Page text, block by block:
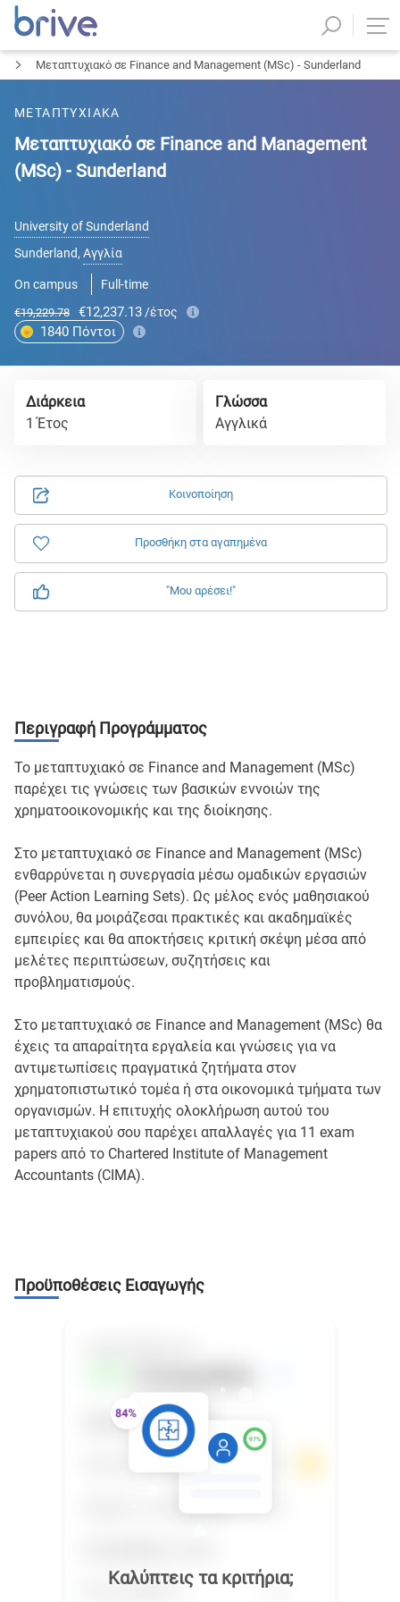
Μεταπτυχιακό σε Finance and Management (MSc) - Sunderland
ΜΕΤΑΠΤΥΧΙΑΚΑ
Μεταπτυχιακό σε Finance and Management
(MSc) - Sunderland
University of Sunderland
Sunderland, Αγγλία
On campus Full-time
€19,229.78 €12,237.13 /έτος
1840 Πόντοι
Κοινοποίηση
Προσθήκη στα αγαπημένα
"Μου αρέσει!"
Διάρκεια
1 Έτος
Γλώσσα
Αγγλικά
Περιγραφή Προγράμματος
Το μεταπτυχιακό σε Finance and Management (MSc)
παρέχει τις γνώσεις των βασικών εννοιών της
χρηματοοικονομικής και της διοίκησης.
Στο μεταπτυχιακό σε Finance and Management (MSc)
ενθαρρύνεται η συνεργασία μέσω ομαδικών εργασιών
(Peer Action Learning Sets). Ως μέλος ενός μαθησιακού
συνόλου, θα μοιράζεσαι πρακτικές και ακαδημαϊκές
εμπειρίες και θα αποκτήσεις κριτική σκέψη μέσα από
μελέτες περιπτώσεων, συζητήσεις και
προβληματισμούς.
Στο μεταπτυχιακό σε Finance and Management (MSc) θα
έχεις τα απαραίτητα εργαλεία και γνώσεις για να
αντιμετωπίσεις πραγματικά ζητήματα στον
χρηματοπιστωτικό τομέα ή στα οικονομικά τμήματα των
οργανισμών. Η επιτυχής ολοκλήρωση αυτού του
μεταπτυχιακού σου παρέχει απαλλαγές για 11 exam
papers από το Chartered Institute of Management
Accountants (CIMA).
Προϋποθέσεις Εισαγωγής
Καλύπτεις τα κριτήρια;